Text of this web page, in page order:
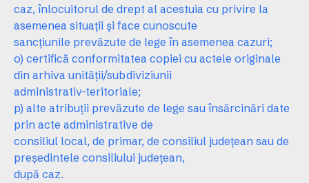
caz, înlocuitorul de drept al acestuia cu privire la
asemenea situaţii şi face cunoscute
sancţiunile prevăzute de lege în asemenea cazuri;
o) certifică conformitatea copiei cu actele originale
din arhiva unităţii/subdiviziunii
administrativ-teritoriale;
p) alte atribuţii prevăzute de lege sau însărcinări date
prin acte administrative de
consiliul local, de primar, de consiliul judeţean sau de
preşedintele consiliului judeţean,
după caz.